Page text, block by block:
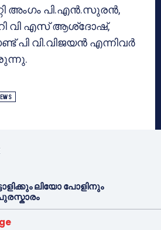
അംഗം പി.എന്‍.സുരന്‍,
വി എസ് ആശ്‌ദോഷ്,
പി വി.വിജയന്‍ എന്നിവര്‍
ലിയോ പോളിനും